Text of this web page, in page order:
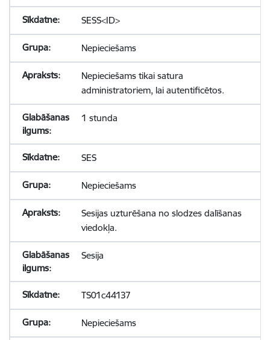
SESS<ID>
Nepieciešams
Nepieciešams tikai satura
administratoriem, lai autentificētos.
1 stunda
SES
Nepieciešams
Sesijas uzturēšana no slodzes dalīšanas
viedokļa.
Sesija
TS01c44137
Nepieciešams